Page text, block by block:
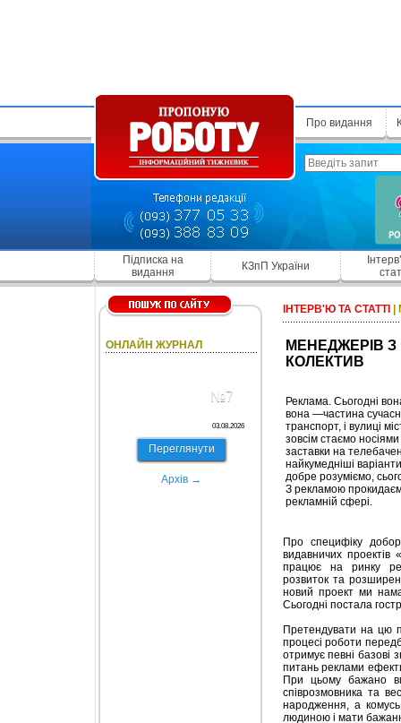
Про видання
Підписка на
видання
КЗпП України
ОНЛАЙН ЖУРНАЛ
№7
03.08.2026
Переглянути
Архів →
ІНТЕРВ'Ю ТА СТАТТІ
МЕНЕДЖЕРІВ
КОЛЕКТИВ
Реклама. Сьогодні
вона —частина
транспорт, і вулиці
зовсім стаємо
заставки на
найкумедніші
добре розуміємо,
З рекламою
рекламній сфері.
Про специфіку
видавничих
працює на ринку
розвиток та
новий проект ми
Сьогодні постала
Претендувати на цю
процесі роботи
отримує певні базові
питань реклами
При цьому бажано
співрозмовника та
народження, а
людиною і мати